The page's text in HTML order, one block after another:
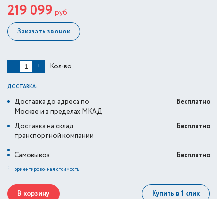
219 099 руб
Заказать звонок
− + Кол-во
ДОСТАВКА:
Доставка до адреса по
Москве и в пределах МКАД
Бесплатно
Доставка на склад
транспортной компании
Бесплатно
Самовывоз
Бесплатно
* ориентировочная стоимость
В корзину Купить в 1 клик